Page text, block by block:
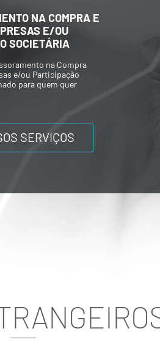
EMPRESAS
para aquisição
societárias,
societárias entre
SERVIÇOS